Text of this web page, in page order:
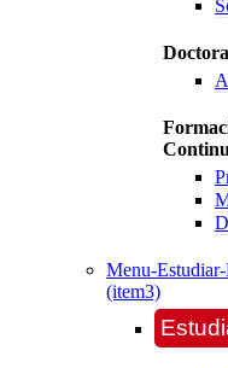
Menu-
(item3)